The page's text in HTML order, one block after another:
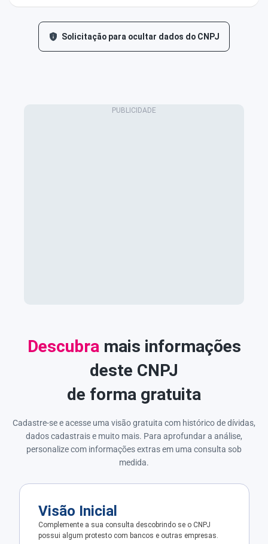
Solicitação para ocultar dados do CNPJ
Descubra mais informações
deste CNPJ
de forma gratuita
Cadastre-se e acesse uma visão gratuita com histórico de dívidas,
dados cadastrais e muito mais. Para aprofundar a análise,
personalize com informações extras em uma consulta sob
medida.
Visão Inicial
Complemente a sua consulta descobrindo se o CNPJ
possui algum protesto com bancos e outras empresas.